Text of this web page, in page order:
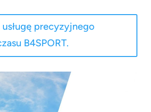
precyzyjnego
B4SPORT.